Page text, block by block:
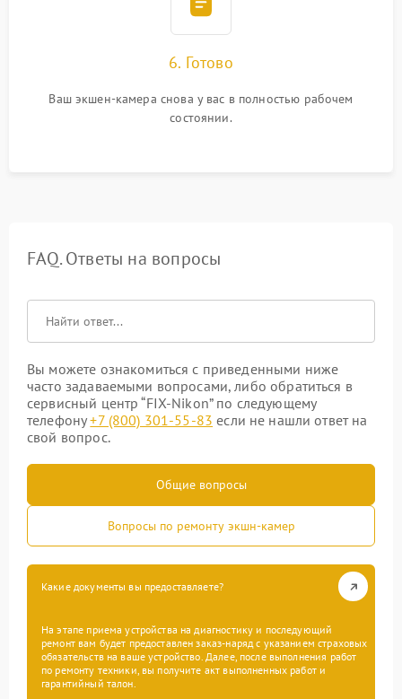
6. Готово
Ваш экшен-камера снова у вас в полностью рабочем
состоянии.
FAQ. Ответы на вопросы
Вы можете ознакомиться с приведенными ниже
часто задаваемыми вопросами, либо обратиться в
сервисный центр “FIX-Nikon” по следующему
телефону+7 (800) 301-55-83 если не нашли ответ на
свой вопрос.
Общие вопросы
Вопросы по ремонту экшн-камер
Какие документы вы предоставляете?
На этапе приема устройства на диагностику и последующий
ремонт вам будет предоставлен заказ-наряд с указанием страховых
обязательств на ваше устройство. Далее, после выполнения работ
по ремонту техники, вы получите акт выполненных работ и
гарантийный талон.